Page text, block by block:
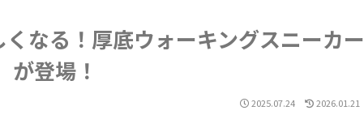
なる！厚底ウォーキングスニーカー
が登場！
2025.07.24 2026.01.21